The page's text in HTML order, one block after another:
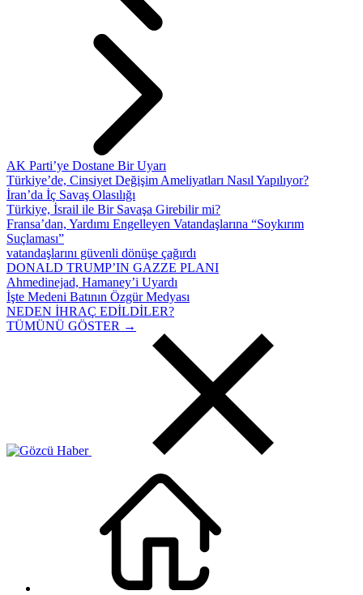
AK Parti’ye Dostane Bir Uyarı
Türkiye’de, Cinsiyet Değişim Ameliyatları Nasıl Yapılıyor?
İran’da İç Savaş Olasılığı
Türkiye, İsrail ile Bir Savaşa Girebilir mi?
Fransa’dan, Yardımı Engelleyen Vatandaşlarına “Soykırım
Suçlaması”
vatandaşlarını güvenli dönüşe çağırdı
DONALD TRUMP’IN GAZZE PLANI
Ahmedinejad, Hamaney’i Uyardı
İşte Medeni Batının Özgür Medyası
NEDEN İHRAÇ EDİLDİLER?
TÜMÜNÜ GÖSTER →